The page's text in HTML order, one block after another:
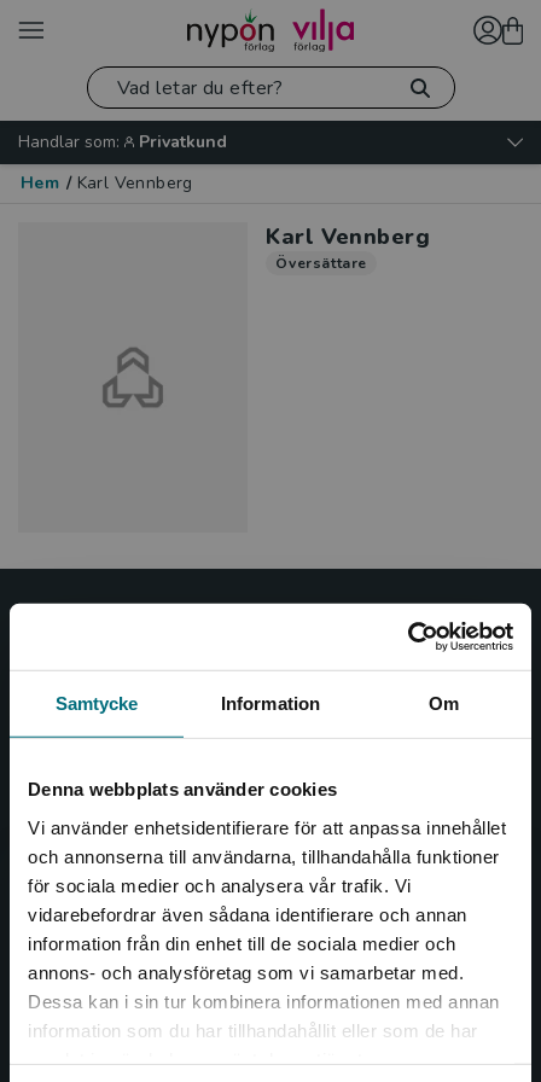
Samtycke Information Om
Denna webbplats använder cookies
Vi använder enhetsidentifierare för att anpassa innehållet
och annonserna till användarna, tillhandahålla funktioner
för sociala medier och analysera vår trafik. Vi
vidarebefordrar även sådana identifierare och annan
information från din enhet till de sociala medier och
annons- och analysföretag som vi samarbetar med.
Dessa kan i sin tur kombinera informationen med annan
information som du har tillhandahållit eller som de har
Begränsad fraktregion
Det verkar som att du besöker
Handlar som:
Privatkund
Hem / Karl Vennberg
Karl Vennberg
Översättare
och öppnar dörren till nya världar och möjligheter för
såväl barn som vuxna.
Kontakta oss
Kontakta oss
046-31 20 00
Box 141
221 00 Lund
Besöksadress: